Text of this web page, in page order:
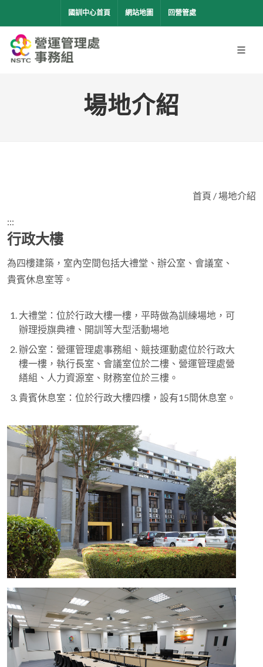
國訓中心首頁 網站地圖 回營管處
場地介紹
首頁 /場地介紹
:::
行政大樓
為四樓建築，室內空間包括大禮堂、辦公室、會議室、
貴賓休息室等。
大禮堂：位於行政大樓一樓，平時做為訓練場地，可
辦理授旗典禮、開訓等大型活動場地
辦公室：營運管理處事務組、競技運動處位於行政大
樓一樓，執行長室、會議室位於二樓、營運管理處營
繕組、人力資源室、財務室位於三樓。
貴賓休息室：位於行政大樓四樓，設有15間休息室。